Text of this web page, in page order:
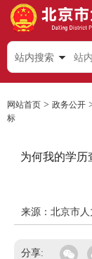
站内搜索
网站首页 > 政务公开
标
为何我的学历
来源：北京市
分享: